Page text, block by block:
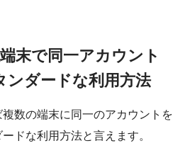
末で同一アカウント
ンダードな利用方法
複数の端末に同一のアカウントを
ドな利用方法と言えます。